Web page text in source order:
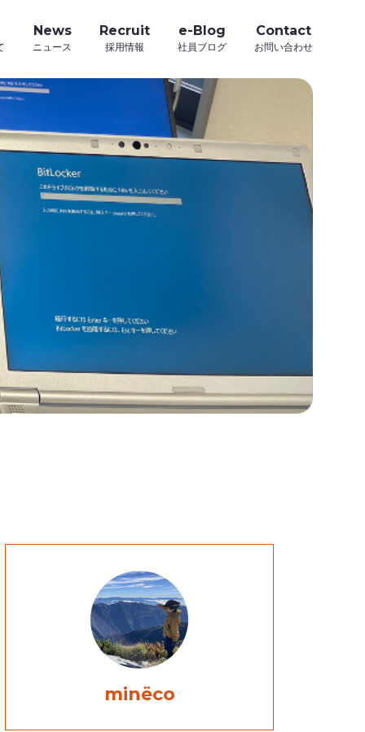
News Recruit e-Blog Contact
minëco